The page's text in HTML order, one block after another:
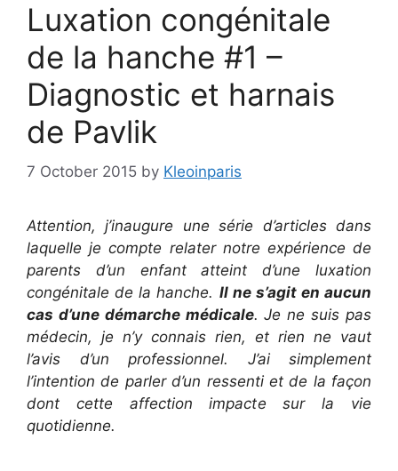
Luxation congénitale
de la hanche #1 –
Diagnostic et harnais
de Pavlik
7 October 2015 by Kleoinparis
Attention, j’inaugure une série d’articles dans
laquelle je compte relater notre expérience de
parents d’un enfant atteint d’une luxation
congénitale de la hanche. Il ne s’agit en aucun
cas d’une démarche médicale. Je ne suis pas
médecin, je n’y connais rien, et rien ne vaut
l’avis d’un professionnel. J’ai simplement
l’intention de parler d’un ressenti et de la façon
dont cette affection impacte sur la vie
quotidienne.